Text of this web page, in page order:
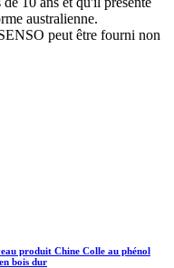
australienne.
peut être fourni non
produit Chine Colle au phénol
bois dur